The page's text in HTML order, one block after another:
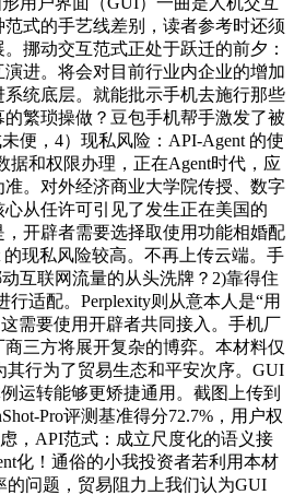
式的手艺线差别，读者参考时还须
挪动交互范式正处于跃迁的前夕：
演进。将会对目前行业内企业的增加
统底层。就能批示手机去施行那些
繁琐操做？豆包手机帮手激发了被
便，4）现私风险：API-Agent 的使
据和权限办理，正在Agent时代，应
准。对外经济商业大学院传授、数字
从任许可引见了发生正在美国的
，开辟者需要选择取使用功能相婚配
现私风险较高。不再上传云端。手
互联网流量的从头洗牌？2)靠得住
适配。Perplexity则从意本人是“用
需要使用开辟者共同接入。手机厂
三方将展开复杂的博弈。本材料仅
其行为了贸易生态和平安次序。GUI
运转能够更矫捷通用。截图上传到
Pro评测基准得分72.7%，用户权
，API范式：成立尺度化的语义接
化！通俗的小我投资者若利用本材
的问题，贸易阻力上我们认为GUI